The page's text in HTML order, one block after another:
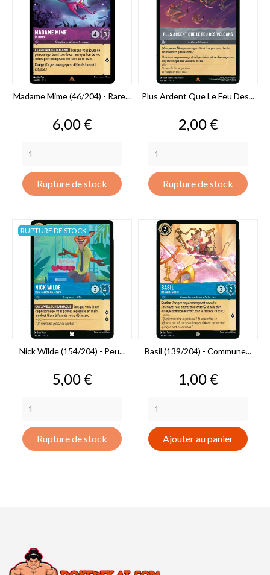
Madame Mime (46/204) - Rare...
Prix
6,00 €
Rupture de stock
Plus Ardent Que Le Feu Des...
Prix
2,00 €
Rupture de stock
Nick Wilde (154/204) - Peu...
Prix
5,00 €
Rupture de stock
RUPTURE DE STOCK
Basil (139/204) - Commune...
Prix
1,00 €
Ajouter au panier